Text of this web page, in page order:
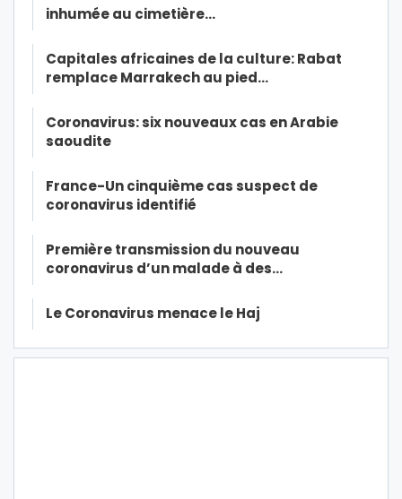
inhumée au cimetière…
Capitales africaines de la culture: Rabat
remplace Marrakech au pied…
Coronavirus: six nouveaux cas en Arabie
saoudite
France-Un cinquième cas suspect de
coronavirus identifié
Première transmission du nouveau
coronavirus d’un malade à des…
Le Coronavirus menace le Haj